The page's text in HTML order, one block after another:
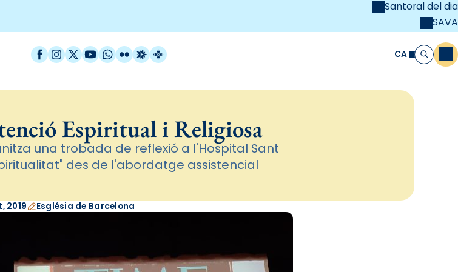
Santoral del dia
SAVA
Facebook
Instagram
X / Twitter
YouTube
WhatsApp
FlickrRadio Estel
Catalunya Cristiana CA Cerca
Espiritual i Religiosa
una trobada de reflexió a l'Hospital Sant
des de l'abordatge assistencial
2019 Església de Barcelona